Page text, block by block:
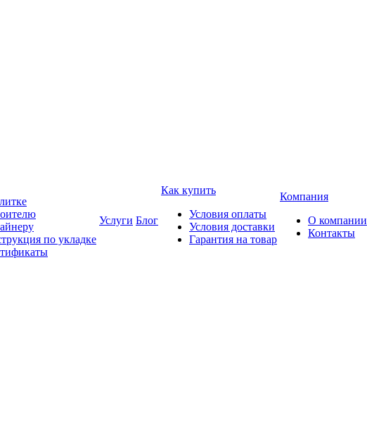
по укладке
Услуги Блог
Как купить
Условия оплаты
Условия доставки
Гарантия на товар
Компания
О компании
Контакты